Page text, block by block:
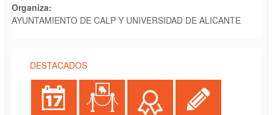
Organiza:
AYUNTAMIENTO DE CALP Y UNIVERSIDAD DE ALICANTE
DESTACADOS